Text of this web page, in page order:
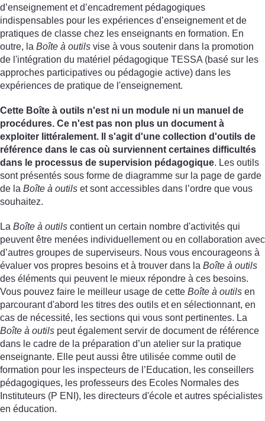
d’enseignement et d’encadrement pédagogiques
indispensables pour les expériences d’enseignement et de
pratiques de classe chez les enseignants en formation. En
outre, la Boîte à outils vise à vous soutenir dans la promotion
de l'intégration du matériel pédagogique TESSA (basé sur les
approches participatives ou pédagogie active) dans les
expériences de pratique de l'enseignement.
Cette Boîte à outils n'est ni un module ni un manuel de
procédures. Ce n'est pas non plus un document à
exploiter littéralement. Il s'agit d'une collection d'outils de
référence dans le cas où surviennent certaines difficultés
dans le processus de supervision pédagogique. Les outils
sont présentés sous forme de diagramme sur la page de garde
de la Boîte à outils et sont accessibles dans l’ordre que vous
souhaitez.
La Boîte à outils contient un certain nombre d'activités qui
peuvent être menées individuellement ou en collaboration avec
d’autres groupes de superviseurs. Nous vous encourageons à
évaluer vos propres besoins et à trouver dans la Boîte à outils
des éléments qui peuvent le mieux répondre à ces besoins.
Vous pouvez faire le meilleur usage de cette Boîte à outils en
parcourant d'abord les titres des outils et en sélectionnant, en
cas de nécessité, les sections qui vous sont pertinentes. La
Boîte à outils peut également servir de document de référence
dans le cadre de la préparation d’un atelier sur la pratique
enseignante. Elle peut aussi être utilisée comme outil de
formation pour les inspecteurs de l’Education, les conseillers
pédagogiques, les professeurs des Ecoles Normales des
Instituteurs (P ENI), les directeurs d'école et autres spécialistes
en éducation.